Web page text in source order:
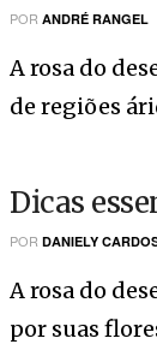
POR ANDRÉ RANGEL
A rosa do
de regiões
Dicas
POR DANIELY
A rosa do
por suas